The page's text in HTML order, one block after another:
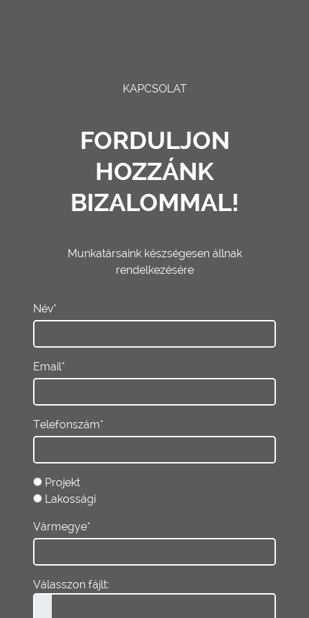
KAPCSOLAT
FORDULJON
HOZZÁNK
BIZALOMMAL!
Munkatársaink készségesen állnak
rendelkezésére
Név*
Email*
Telefonszám*
Projekt
Lakossági
Vármegye*
Válasszon fájlt: